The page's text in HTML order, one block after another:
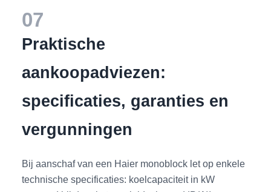
07
Praktische
aankoopadviezen:
specificaties, garanties en
vergunningen
Bij aanschaf van een Haier monoblock let op enkele
technische specificaties: koelcapaciteit in kW